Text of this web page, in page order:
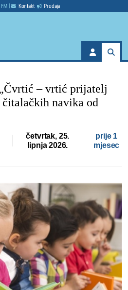
FM Kontakt Prodaja
– vrtić prijatelj
navika od
četvrtak, 25.
lipnja 2026.
prije 1
mjesec